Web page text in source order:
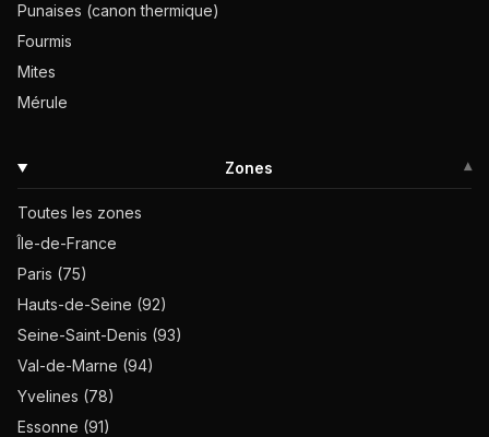
Punaises (canon thermique)
Fourmis
Mites
Mérule
Zones ▾
Toutes les zones
Île-de-France
Paris (75)
Hauts-de-Seine (92)
Seine-Saint-Denis (93)
Val-de-Marne (94)
Yvelines (78)
Essonne (91)